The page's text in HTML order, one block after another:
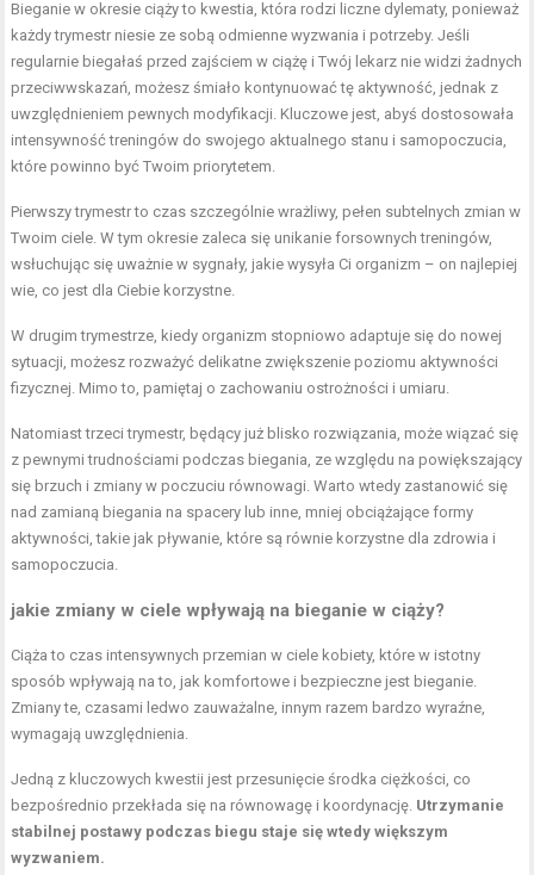
Bieganie w okresie ciąży to kwestia, która rodzi liczne dylematy, ponieważ
każdy trymestr niesie ze sobą odmienne wyzwania i potrzeby. Jeśli
regularnie biegałaś przed zajściem w ciążę i Twój lekarz nie widzi żadnych
przeciwwskazań, możesz śmiało kontynuować tę aktywność, jednak z
uwzględnieniem pewnych modyfikacji. Kluczowe jest, abyś dostosowała
intensywność treningów do swojego aktualnego stanu i samopoczucia,
które powinno być Twoim priorytetem.
Pierwszy trymestr to czas szczególnie wrażliwy, pełen subtelnych zmian w
Twoim ciele. W tym okresie zaleca się unikanie forsownych treningów,
wsłuchując się uważnie w sygnały, jakie wysyła Ci organizm – on najlepiej
wie, co jest dla Ciebie korzystne.
W drugim trymestrze, kiedy organizm stopniowo adaptuje się do nowej
sytuacji, możesz rozważyć delikatne zwiększenie poziomu aktywności
fizycznej. Mimo to, pamiętaj o zachowaniu ostrożności i umiaru.
Natomiast trzeci trymestr, będący już blisko rozwiązania, może wiązać się
z pewnymi trudnościami podczas biegania, ze względu na powiększający
się brzuch i zmiany w poczuciu równowagi. Warto wtedy zastanowić się
nad zamianą biegania na spacery lub inne, mniej obciążające formy
aktywności, takie jak pływanie, które są równie korzystne dla zdrowia i
samopoczucia.
jakie zmiany w ciele wpływają na bieganie w ciąży?
Ciąża to czas intensywnych przemian w ciele kobiety, które w istotny
sposób wpływają na to, jak komfortowe i bezpieczne jest bieganie.
Zmiany te, czasami ledwo zauważalne, innym razem bardzo wyraźne,
wymagają uwzględnienia.
Jedną z kluczowych kwestii jest przesunięcie środka ciężkości, co
bezpośrednio przekłada się na równowagę i koordynację. Utrzymanie
stabilnej postawy podczas biegu staje się wtedy większym
wyzwaniem.